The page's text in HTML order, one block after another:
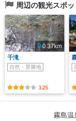
周辺の観光スポッ
0.37km
千滝
自然・景勝地
3.25
霧島温